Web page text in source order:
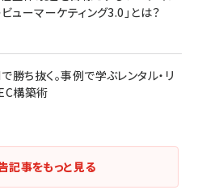
ューマーケティング3.0」とは？
勝ち抜く。事例で学ぶレンタル・リ
構築術
記事をもっと見る